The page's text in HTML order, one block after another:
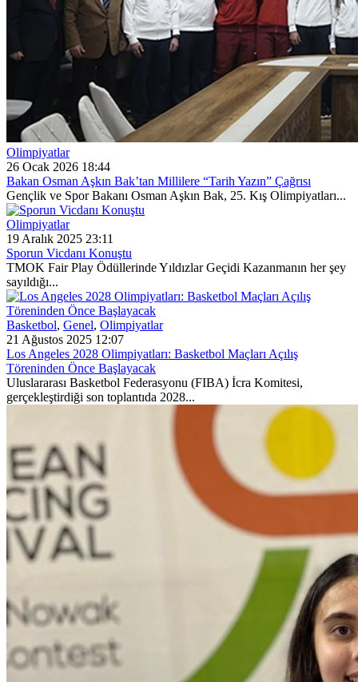
Olimpiyatlar
26 Ocak 2026 18:44
Bakan Osman Aşkın Bak’tan Millilere “Tarih Yazın” Çağrısı
Gençlik ve Spor Bakanı Osman Aşkın Bak, 25. Kış Olimpiyatları...
Olimpiyatlar
19 Aralık 2025 23:11
Sporun Vicdanı Konuştu
TMOK Fair Play Ödüllerinde Yıldızlar Geçidi Kazanmanın her şey
sayıldığı...
Basketbol, Genel, Olimpiyatlar
21 Ağustos 2025 12:07
Los Angeles 2028 Olimpiyatları: Basketbol Maçları Açılış
Töreninden Önce Başlayacak
Uluslararası Basketbol Federasyonu (FIBA) İcra Komitesi,
gerçekleştirdiği son toplantıda 2028...